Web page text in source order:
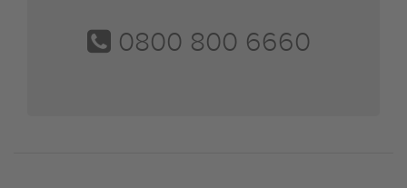
0800 800 6660